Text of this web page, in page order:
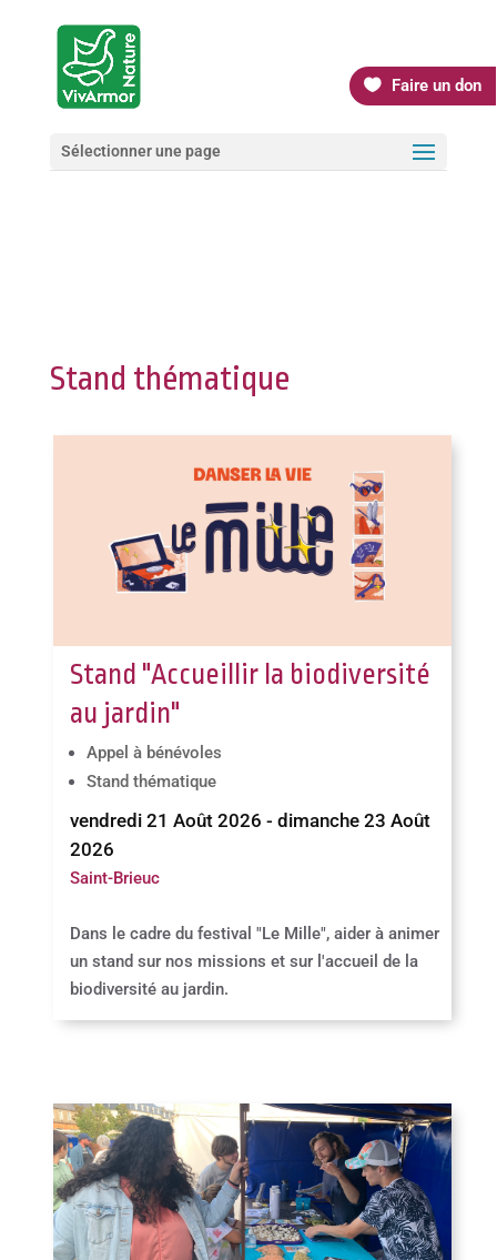
Faire un don
Sélectionner une page
Stand thématique
Stand "Accueillir la biodiversité
au jardin"
Appel à bénévoles
Stand thématique
vendredi 21 Août 2026 - dimanche 23 Août
2026
Saint-Brieuc
Dans le cadre du festival "Le Mille", aider à animer
un stand sur nos missions et sur l'accueil de la
biodiversité au jardin.